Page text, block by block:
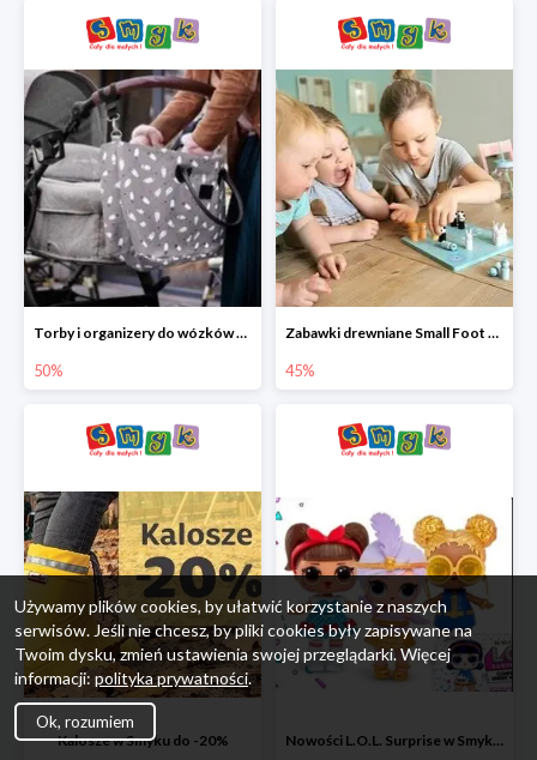
Torby i organizery do wózków w Smyku do -50%
50%
Zabawki drewniane Small Foot do -45%
45%
Kalosze w Smyku do -20% Nowości L.O.L. Surprise w Smyku do -45%
Używamy plików cookies, by ułatwić korzystanie z naszych
serwisów. Jeśli nie chcesz, by pliki cookies były zapisywane na
Twoim dysku, zmień ustawienia swojej przeglądarki. Więcej
informacji: polityka prywatności.
Ok, rozumiem